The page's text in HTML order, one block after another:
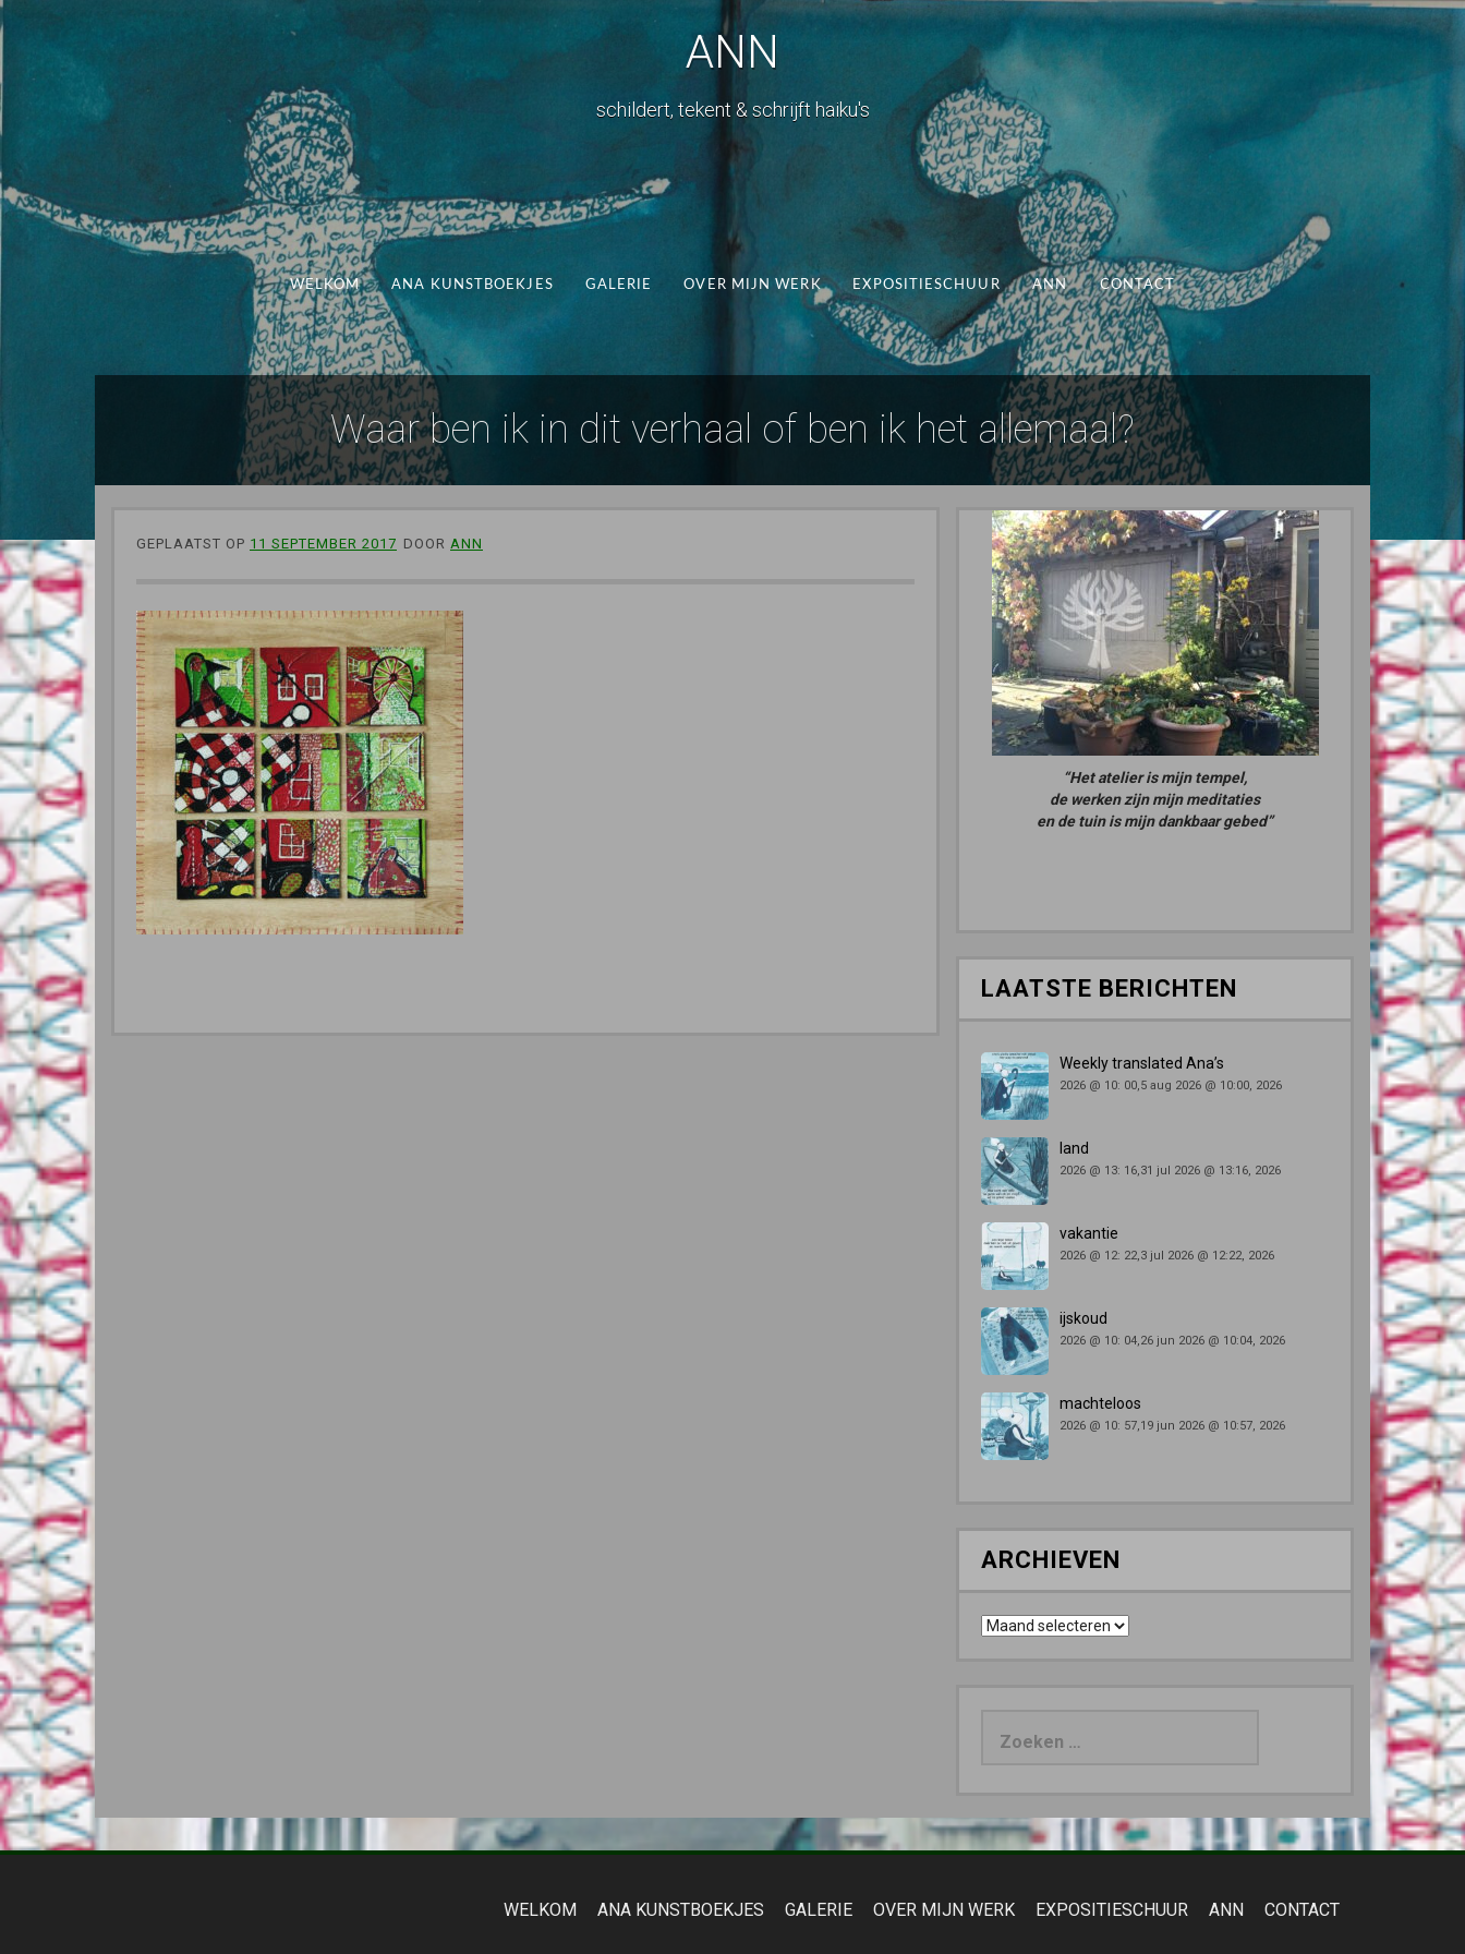
ANN
schildert, tekent & schrijft haiku's
WELKOM ANA KUNSTBOEKJES GALERIE OVER MIJN WERK EXPOSITIESCHUUR ANN CONTACT
Waar ben ik in dit verhaal of ben ik het allemaal?
GEPLAATST OP 11 SEPTEMBER 2017 DOOR ANN
“Het atelier is mijn tempel,
de werken zijn mijn meditaties
en de tuin is mijn dankbaar gebed”
LAATSTE BERICHTEN
Weekly translated Ana’s
2026 @ 10: 00,5 aug 2026 @ 10:00, 2026
land
2026 @ 13: 16,31 jul 2026 @ 13:16, 2026
vakantie
2026 @ 12: 22,3 jul 2026 @ 12:22, 2026
ijskoud
2026 @ 10: 04,26 jun 2026 @ 10:04, 2026
machteloos
2026 @ 10: 57,19 jun 2026 @ 10:57, 2026
ARCHIEVEN
Archieven
WELKOM ANA KUNSTBOEKJES GALERIE OVER MIJN WERK EXPOSITIESCHUUR ANN CONTACT